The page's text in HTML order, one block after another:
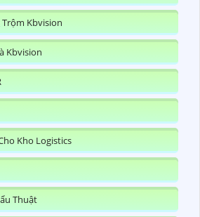
Trộm Kbvision
Kbvision
Kho Logistics
Thuật